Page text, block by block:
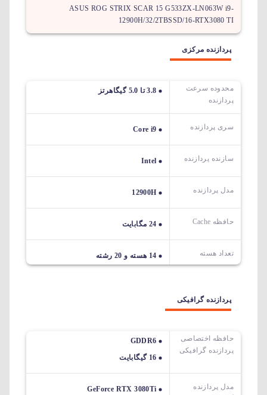
ASUS ROG STRIX SCAR 15 G533ZX-LN063W i9-
12900H/32/2TBSSD/16-RTX3080 TI
پردازنده مرکزی
محدوده سرعت
پردازنده
3.8 تا 5.0 گیگاهرتز
سری پردازنده Core i9
سازنده پردازنده Intel
مدل پردازنده 12900H
حافظه Cache 24 مگابایت
تعداد هسته 14 هسته و 20 رشته
پردازنده گرافیکی
حافظه اختصاصی
پردازنده گرافیکی
GDDR6
16 گیگابایت
مدل پردازنده
GeForce RTX 3080Ti